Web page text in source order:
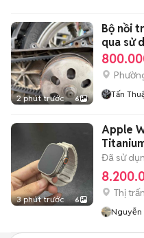
2 phút trước 6
Bộ nồi
qua sử
Tấn
3 phút trước 6
Apple
Đã sử
Thị
Nguyễn